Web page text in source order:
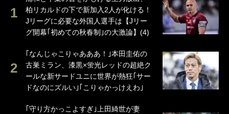
柏リカルドの下で新加入2人が化ける！
Jリーグに必要な外国人選手は【Jリー
グ開幕｢初めての秋春制｣の大激論】(4)
｢なんじゃこりゃあああ！｣本田圭佑の
古巣ミラン、漆黒×蛍光レッドの超絶ク
ールな新サードユニに世界が熱狂｢サー
ドなのにズルい｣｢こりゃかっけえわ｣
｢守り方かっこよすぎ｣上田綺世が妻